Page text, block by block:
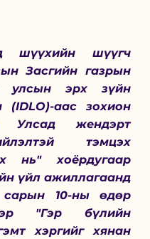
шүүхийн шүүгч
Засгийн газрын
улсын эрх зүйн
(IDLO)-аас зохион
Улсад жендэрт
тэмцэх
нь" хоёрдугаар
үйл ажиллагаанд
10-ны өдөр
"Гэр бүлийн
хэргийг хянан